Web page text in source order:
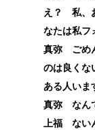
え？ 私、
なたは私フ
真弥 ごめ
のは良くな
ある人いま
真弥 なん
上福 ない